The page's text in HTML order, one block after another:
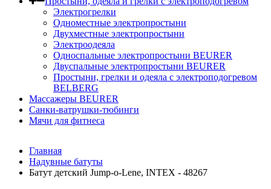
Электрогрелки
Одноместные электропростыни
Двухместные электропростыни
Электроодеяла
Односпальные электропростыни BEURER
Двуспальные электропростыни BEURER
Простыни, грелки и одеяла с электроподогревом
BELBERG
Массажеры BEURER
Санки-ватрушки-тюбинги
Мячи для фитнеса
Главная
Надувные батуты
Батут детский Jump-o-Lene, INTEX - 48267